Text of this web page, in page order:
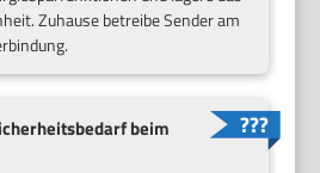
Zuhause betreibe Sender am
beim